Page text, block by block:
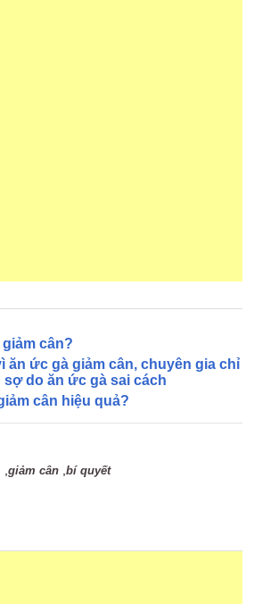
cân?
ăn ức gà giảm cân, chuyên gia chỉ
sợ do ăn ức gà sai cách
cân hiệu quả?
,giảm cân ,bí quyết